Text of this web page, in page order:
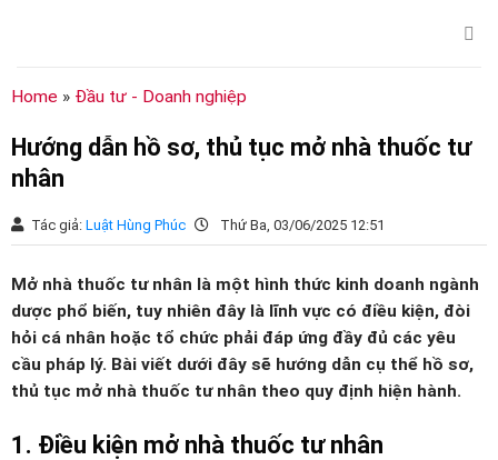
dung
Home » Đầu tư - Doanh nghiệp
Hướng dẫn hồ sơ, thủ tục mở nhà thuốc tư
nhân
Tác giả: Luật Hùng Phúc Thứ Ba, 03/06/2025 12:51
Mở nhà thuốc tư nhân là một hình thức kinh doanh ngành
dược phổ biến, tuy nhiên đây là lĩnh vực có điều kiện, đòi
hỏi cá nhân hoặc tổ chức phải đáp ứng đầy đủ các yêu
cầu pháp lý. Bài viết dưới đây sẽ hướng dẫn cụ thể hồ sơ,
thủ tục mở nhà thuốc tư nhân theo quy định hiện hành.
1. Điều kiện mở nhà thuốc tư nhân